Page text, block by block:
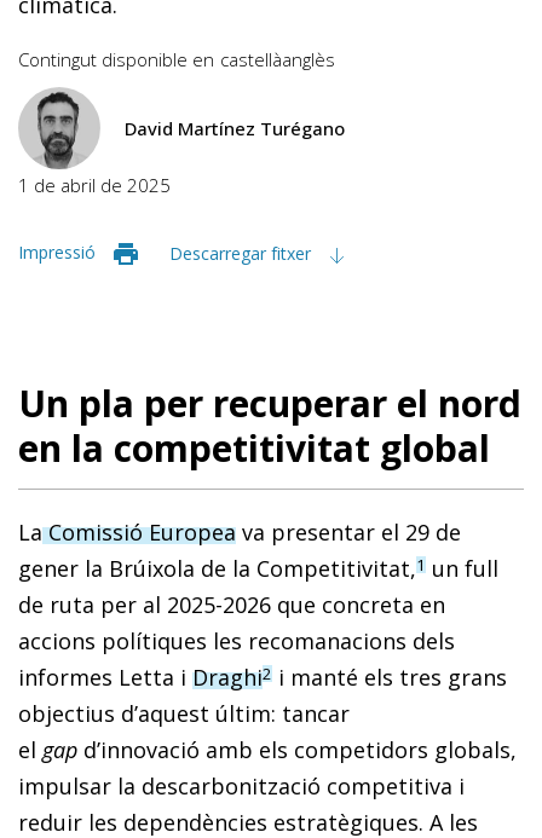
Contingut disponible en castellàanglès
David Martínez Turégano
1 de abril de 2025
Impressió Descarregar fitxer
Un pla per recuperar el nord
en la competitivitat global
LaComissió Europea va presentar el 29 de
gener la Brúixola de la Competitivitat,1 un full
de ruta per al 2025-2026 que concreta en
accions polítiques les recomanacions dels
informes Letta i Draghi2 i manté els tres grans
objectius d’aquest últim: tancar
el gap d’innovació amb els competidors globals,
impulsar la descarbonització competitiva i
reduir les dependències estratègiques. A les